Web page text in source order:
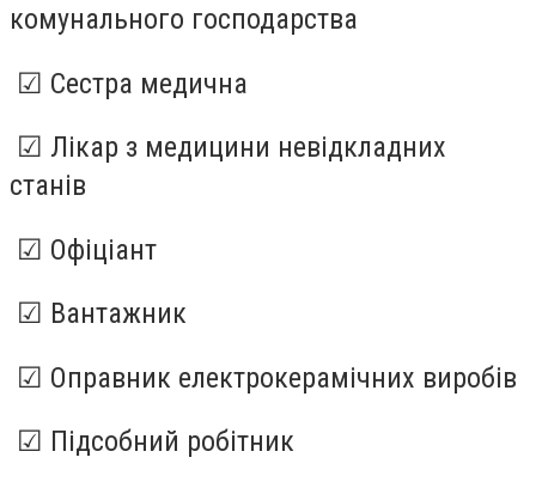
комунального господарства
☑ Сестра медична
☑ Лікар з медицини невідкладних
станів
☑ Офіціант
☑ Вантажник
☑ Оправник електрокерамічних виробів
☑ Підсобний робітник